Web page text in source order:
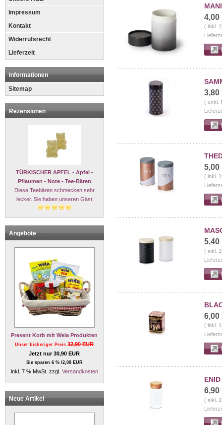
Impressum
Kontakt
Widerrufsrecht
Lieferzeit
Informationen
Sitemap
Rezensionen
TÜRKISCHER APFEL - Apfel -
Pflaumen - Note - Tee-Bären
Diese Teebären schmecken sehr
lecker. Sie haben unseren Gäst
Angebote
Present Korb mit Wela Produkten
Unser bisheriger Preis32,90 EUR
Jetzt nur 30,90 EUR
Sie sparen 6 % /2,00 EUR
inkl. 7 % MwSt. zzgl. Versandkosten
Neue Artikel
4,00
( inkl.
3,80
( exkl.
5,00
( inkl.
5,40
( inkl.
6,00
( inkl.
6,90
( inkl.